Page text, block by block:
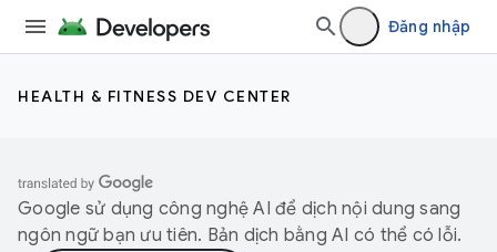
Đăng nhập
HEALTH & FITNESS DEV CENTER
Google sử dụng công nghệ AI để dịch nội dung sang
ngôn ngữ bạn ưu tiên. Bản dịch bằng AI có thể có lỗi.